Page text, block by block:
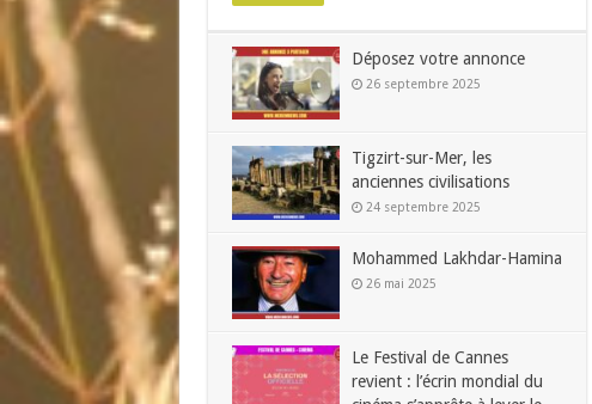
Déposez votre annonce
26 septembre 2025
Tigzirt-sur-Mer, les
anciennes civilisations
24 septembre 2025
Mohammed Lakhdar-Hamina
26 mai 2025
Le Festival de Cannes
revient : l’écrin mondial du